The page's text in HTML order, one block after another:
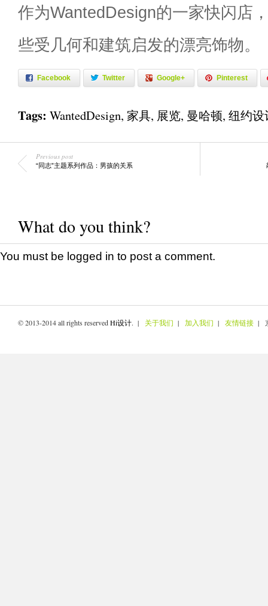
作为WantedDesign的一家快闪店
些受几何和建筑启发的漂亮饰物。
Facebook Twitter Google+ Pinterest
Tags: WantedDesign, 家具, 展览, 曼哈顿, 纽约设
Previous post
“同志”主题系列作品：男孩的关系
What do you think?
You must be logged in to post a comment.
© 2013-2014 all rights reservedHi设计. | 关于我们 | 加入我们 | 友情链接 |